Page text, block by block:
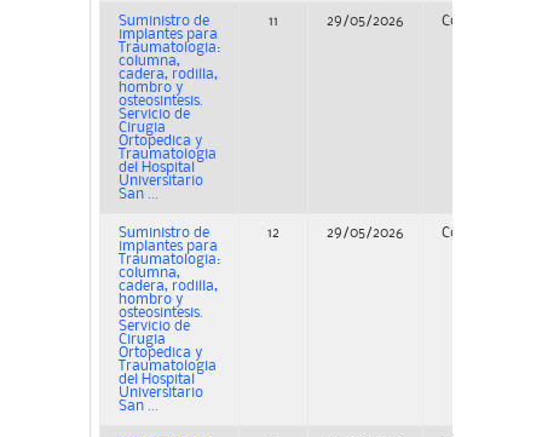
Suministro de
implantes para
Traumatologia:
columna,
cadera, rodilla,
hombro y
osteosintesis.
Servicio de
Cirugia
Ortopedica y
Traumatologia
del Hospital
Universitario
San ...
11 29/05/2026 Concurso
Suministro de
implantes para
Traumatologia:
columna,
cadera, rodilla,
hombro y
osteosintesis.
Servicio de
Cirugia
Ortopedica y
Traumatologia
del Hospital
Universitario
San ...
12 29/05/2026 Concurso